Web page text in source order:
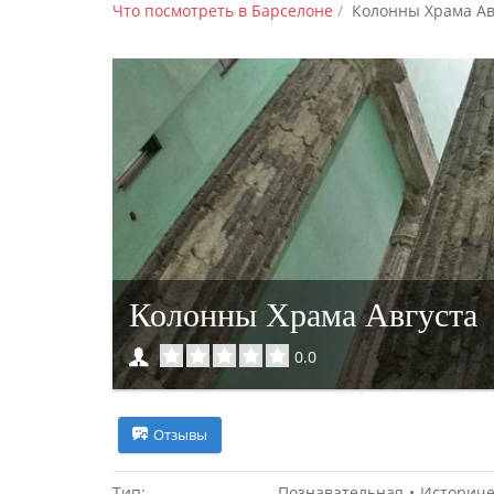
Что посмотреть в Барселоне Колонны Храма
Колонны Храма Августа
0.0
Отзывы